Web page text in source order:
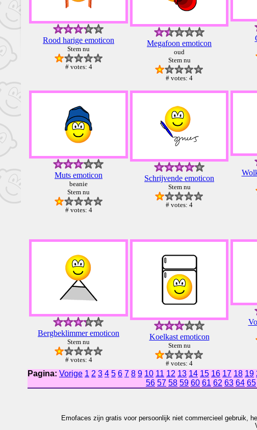
Rood harige emoticon
Stem nu
# votes: 4
Megafoon emoticon
oud
Stem nu
# votes: 4
Muts emoticon
beanie
Stem nu
# votes: 4
Schrijvende emoticon
Stem nu
# votes: 4
Bergbeklimmer emoticon
Stem nu
# votes: 4
Koelkast emoticon
Stem nu
# votes: 4
Pagina: Vorige 1 2 3 4 5 6 7 8 9 10 11 12 13 14 15 16 17 18 19
56 57 58 59 60 61 62 63 64 65
Emofaces zijn gratis voor persoonlijk niet commercieel gebruik,